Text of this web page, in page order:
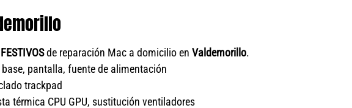
de reparación Mac a domicilio en Valdemorillo.
pantalla, fuente de alimentación
trackpad
térmica CPU GPU, sustitución ventiladores